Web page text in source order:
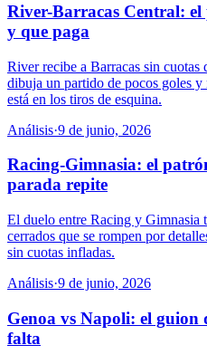
River-Barracas Central:
y que paga
River recibe a Barracas sin
dibuja un partido de pocos goles
está en los tiros de esquina.
Análisis·9 de junio, 2026
Racing-Gimnasia: el
parada repite
El duelo entre Racing y Gimnasia
cerrados que se rompen por
sin cuotas infladas.
Análisis·9 de junio, 2026
Genoa vs Napoli: el guion
falta